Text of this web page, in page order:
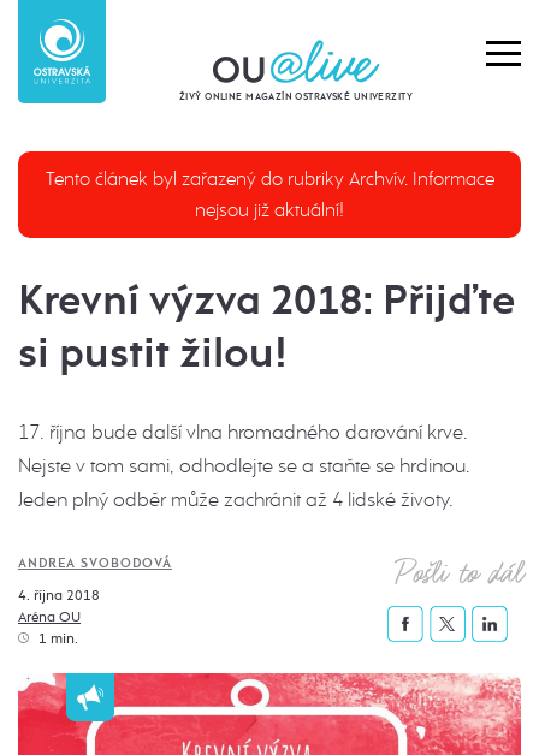
ŽIVÝ ONLINE MAGAZÍN OSTRAVSKÉ UNIVERZITY
Tento článek byl zařazený do rubriky Archvív. Informace
nejsou již aktuální!
Krevní výzva 2018: Přijďte
si pustit žilou!
17. října bude další vlna hromadného darování krve.
Nejste v tom sami, odhodlejte se a staňte se hrdinou.
Jeden plný odběr může zachránit až 4 lidské životy.
ANDREA SVOBODOVÁ
4. října 2018
Aréna OU
1 min.
Pošli to dál